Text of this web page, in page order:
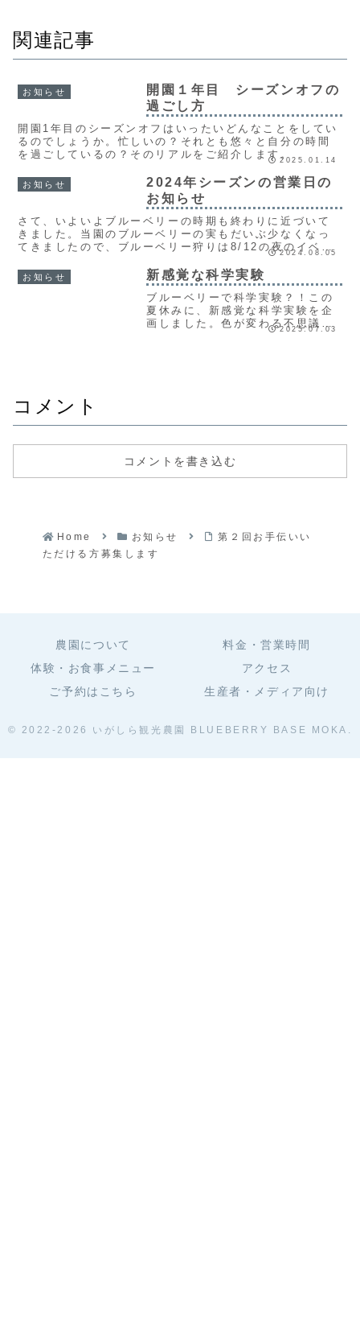
関連記事
お知らせ
開園１年目 シーズンオフの
過ごし方
開園1年目のシーズンオフはいったいどんなことをしてい
るのでしょうか。忙しいの？それとも悠々と自分の時間
を過ごしているの？そのリアルをご紹介します。
2025.01.14
お知らせ
2024年シーズンの営業日の
お知らせ
さて、いよいよブルーベリーの時期も終わりに近づいて
きました。当園のブルーベリーの実もだいぶ少なくなっ
てきましたので、ブルーベリー狩りは8/12の夜のイベン
2024.08.05
お知らせ 新感覚な科学実験
ブルーベリーで科学実験？！この
夏休みに、新感覚な科学実験を企
画しました。色が変わる不思議な
水がブルーベリーで作れちゃいま
2025.07.03
コメント
コメントを書き込む
Home お知らせ
第２回お手伝いい
ただける方募集します
農園について
料金・営業時間
体験・お食事メニュー
アクセス
ご予約はこちら
生産者・メディア向け
© 2022-2026 いがしら観光農園 BLUEBERRY BASE MOKA.